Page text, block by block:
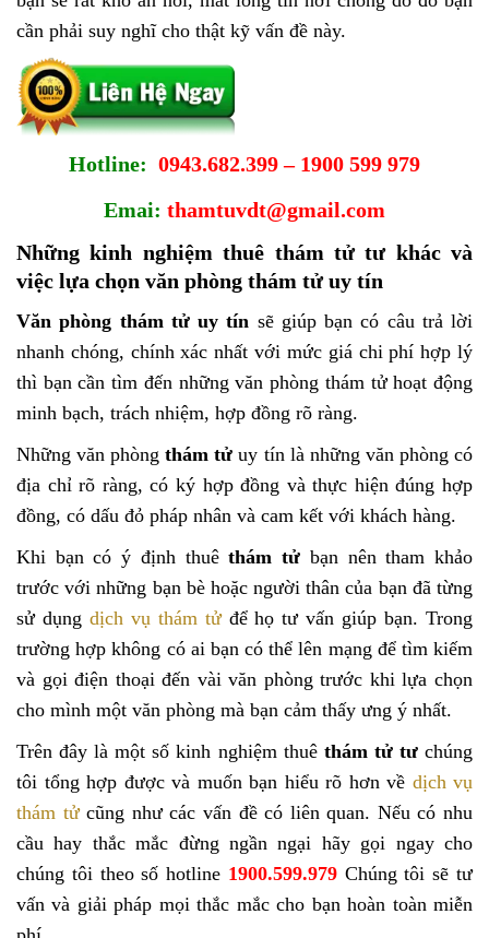
cần phải suy nghĩ cho thật kỹ vấn đề này.
Hotline: 0943.682.399 – 1900 599 979
Emai: thamtuvdt@gmail.com
Những kinh nghiệm thuê thám tử tư khác và
việc lựa chọn văn phòng thám tử uy tín
Văn phòng thám tử uy tín sẽ giúp bạn có câu trả lời
nhanh chóng, chính xác nhất với mức giá chi phí hợp lý
thì bạn cần tìm đến những văn phòng thám tử hoạt động
minh bạch, trách nhiệm, hợp đồng rõ ràng.
Những văn phòngthám tử uy tín là những văn phòng có
địa chỉ rõ ràng, có ký hợp đồng và thực hiện đúng hợp
đồng, có dấu đỏ pháp nhân và cam kết với khách hàng.
Khi bạn có ý định thuêthám tử bạn nên tham khảo
trước với những bạn bè hoặc người thân của bạn đã từng
sử dụng dịch vụ thám tửđể họ tư vấn giúp bạn. Trong
trường hợp không có ai bạn có thể lên mạng để tìm kiếm
và gọi điện thoại đến vài văn phòng trước khi lựa chọn
cho mình một văn phòng mà bạn cảm thấy ưng ý nhất.
Trên đây là một số kinh nghiệm thuêthám tử tưchúng
tôi tổng hợp được và muốn bạn hiểu rõ hơn về dịch vụ
thám tửcũng như các vấn đề có liên quan. Nếu có nhu
cầu hay thắc mắc đừng ngần ngại hãy gọi ngay cho
chúng tôi theo số hotline 1900.599.979 Chúng tôi sẽ tư
vấn và giải pháp mọi thắc mắc cho bạn hoàn toàn miễn